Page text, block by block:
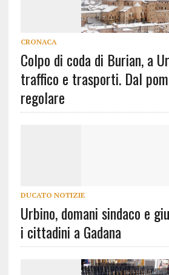
CRONACA
Colpo di coda di Burian, a
traffico e trasporti. Dal
regolare
DUCATO NOTIZIE
Urbino, domani sindaco e
i cittadini a Gadana